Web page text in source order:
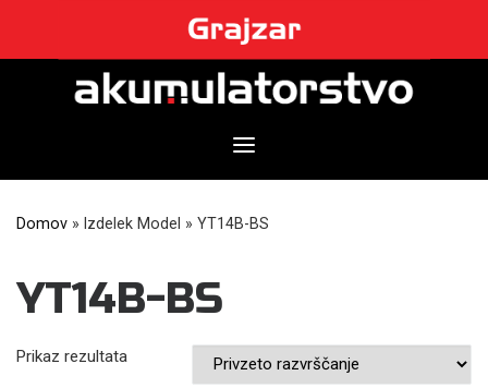
content
Domov » Izdelek Model » YT14B-BS
YT14B-BS
Prikaz rezultata